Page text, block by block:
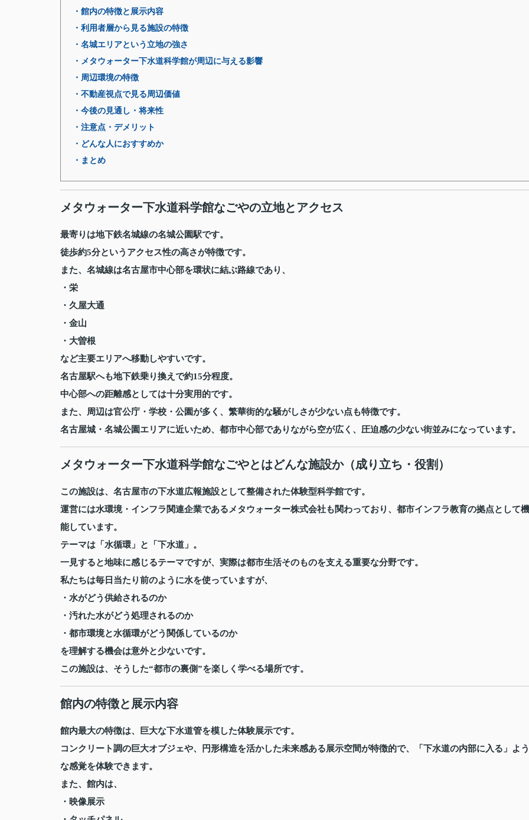
・館内の特徴と展示内容
・利用者層から見る施設の特徴
・名城エリアという立地の強さ
・メタウォーター下水道科学館が周辺に与える影響
・周辺環境の特徴
・不動産視点で見る周辺価値
・今後の見通し・将来性
・注意点・デメリット
・どんな人におすすめか
・まとめ
メタウォーター下水道科学館なごやの立地とアクセス
最寄りは地下鉄名城線の名城公園駅です。
徒歩約5分というアクセス性の高さが特徴です。
また、名城線は名古屋市中心部を環状に結ぶ路線であり、
・栄
・久屋大通
・金山
・大曽根
など主要エリアへ移動しやすいです。
名古屋駅へも地下鉄乗り換えで約15分程度。
中心部への距離感としては十分実用的です。
また、周辺は官公庁・学校・公園が多く、繁華街的な騒がしさが少ない点も特徴です。
名古屋城・名城公園エリアに近いため、都市中心部でありながら空が広く、圧迫感の少ない街並みになっています。
メタウォーター下水道科学館なごやとはどんな施設か（成り立ち・役割）
この施設は、名古屋市の下水道広報施設として整備された体験型科学館です。
運営には水環境・インフラ関連企業であるメタウォーター株式会社も関わっており、都市インフラ教育の拠点として機
能しています。
テーマは「水循環」と「下水道」。
一見すると地味に感じるテーマですが、実際は都市生活そのものを支える重要な分野です。
私たちは毎日当たり前のように水を使っていますが、
・水がどう供給されるのか
・汚れた水がどう処理されるのか
・都市環境と水循環がどう関係しているのか
を理解する機会は意外と少ないです。
この施設は、そうした“都市の裏側”を楽しく学べる場所です。
館内の特徴と展示内容
館内最大の特徴は、巨大な下水道管を模した体験展示です。
コンクリート調の巨大オブジェや、円形構造を活かした未来感ある展示空間が特徴的で、「下水道の内部に入る」よう
な感覚を体験できます。
また、館内は、
・映像展示